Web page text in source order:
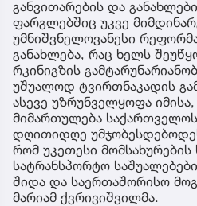
განვითარების და
ფარგლებშიც უკვე
უმნიშვნელოვანესი
განახლება, რაც ხელს
რკინიგზის
უშუალოდ ტვირთნაკადის
ასევე უზრუნველყოფა
მიმართულება საქართველოს
დღითიდღე
რომ უკეთესი
სატრანსპორტო
შიდა და საერთაშორისო
მარიამ ქვრივიშვილმა.